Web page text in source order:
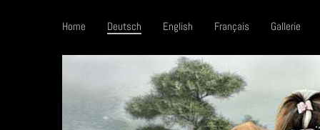
Home Deutsch English Français Gallerie